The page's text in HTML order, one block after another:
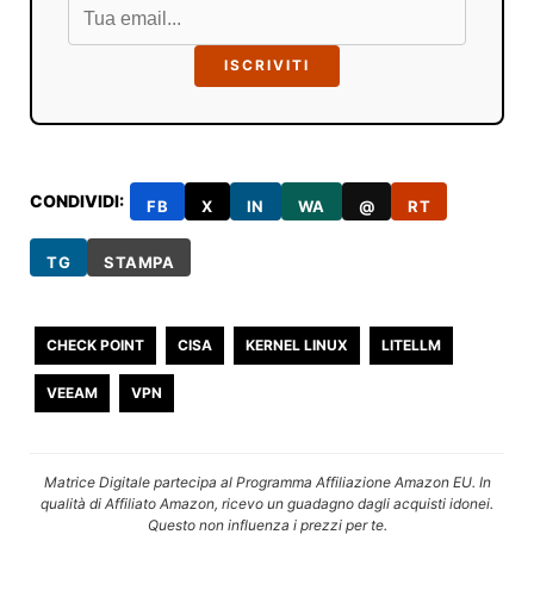
ISCRIVITI
CONDIVIDI: FB X IN WA @ RT
TG STAMPA
CHECK POINT CISA KERNEL LINUX LITELLM
VEEAM VPN
Matrice Digitale partecipa al Programma Affiliazione Amazon EU. In
qualità di Affiliato Amazon, ricevo un guadagno dagli acquisti idonei.
Questo non influenza i prezzi per te.